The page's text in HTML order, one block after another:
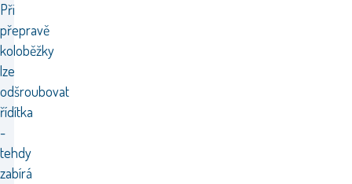
Při
přepravě
koloběžky
lze
odšroubovat
řídítka
-
tehdy
zabírá